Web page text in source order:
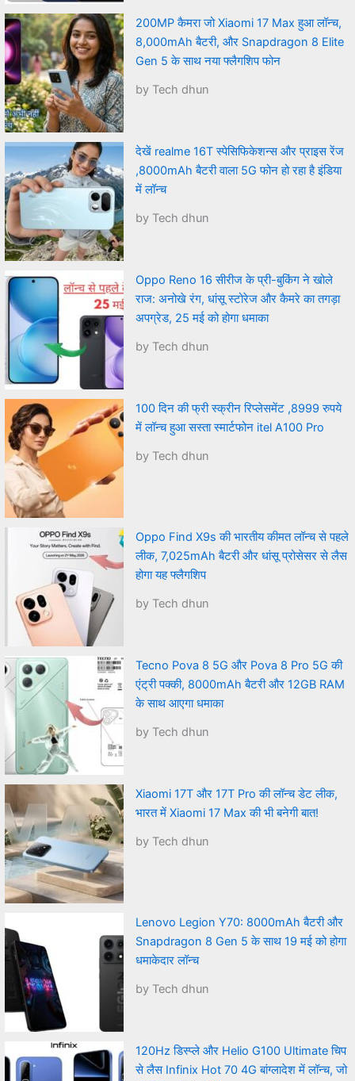
200MP कैमरा जो Xiaomi 17 Max हुआ लॉन्च,
8,000mAh बैटरी, और Snapdragon 8 Elite
Gen 5 के साथ नया फ्लैगशिप फोन
by Tech dhun
देखें realme 16T स्पेसिफिकेशन्स और प्राइस रेंज
,8000mAh बैटरी वाला 5G फोन हो रहा है इंडिया
में लॉन्च
by Tech dhun
Oppo Reno 16 सीरीज के प्री-बुकिंग ने खोले
राज: अनोखे रंग, धांसू स्टोरेज और कैमरे का तगड़ा
अपग्रेड, 25 मई को होगा धमाका
by Tech dhun
100 दिन की फ्री स्क्रीन रिप्लेसमेंट ,8999 रुपये
में लॉन्च हुआ सस्ता स्मार्टफोन itel A100 Pro
by Tech dhun
Oppo Find X9s की भारतीय कीमत लॉन्च से पहले
लीक, 7,025mAh बैटरी और धांसू प्रोसेसर से लैस
होगा यह फ्लैगशिप
by Tech dhun
Tecno Pova 8 5G और Pova 8 Pro 5G की
एंट्री पक्की, 8000mAh बैटरी और 12GB RAM
के साथ आएगा धमाका
by Tech dhun
Xiaomi 17T और 17T Pro की लॉन्च डेट लीक,
भारत में Xiaomi 17 Max की भी बनेगी बात!
by Tech dhun
Lenovo Legion Y70: 8000mAh बैटरी और
Snapdragon 8 Gen 5 के साथ 19 मई को होगा
धमाकेदार लॉन्च
by Tech dhun
120Hz डिस्प्ले और Helio G100 Ultimate चिप
से लैस Infinix Hot 70 4G बांग्लादेश में लॉन्च, जो